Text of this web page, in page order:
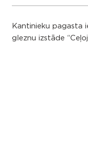
Kantinieku pagasta
gleznu izstāde